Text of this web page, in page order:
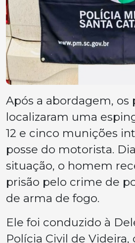
Após a abordagem, os
localizaram uma
12 e cinco munições
posse do motorista.
situação, o homem
prisão pelo crime de
de arma de fogo.
Ele foi conduzido à
Polícia Civil de Videira,